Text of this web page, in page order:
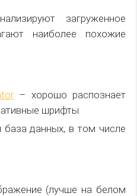
загруженное
наиболее похожие
– хорошо распознает
шрифты.
данных, в том числе
(лучше на белом